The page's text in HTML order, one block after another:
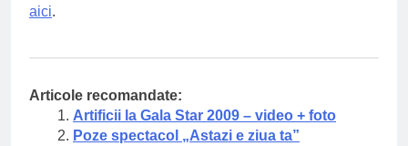
aici.
Articole recomandate:
Artificii la Gala Star 2009 – video + foto
Poze spectacol „Astazi e ziua ta”